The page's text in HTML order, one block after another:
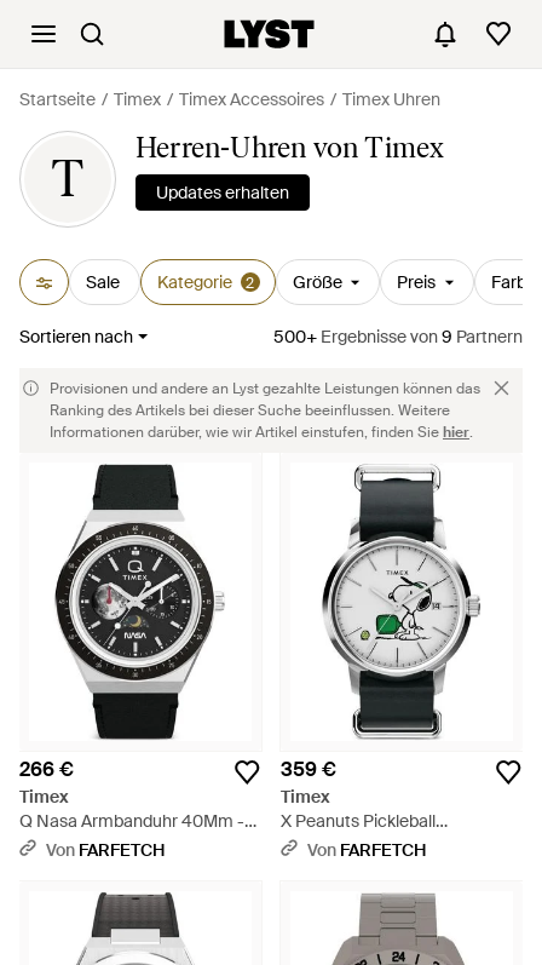
Startseite Timex Timex Accessoires Timex Uhren
T
Herren-Uhren von Timex
Updates erhalten
Sale Kategorie 2 Größe Preis Farbe
Sortieren nach 500+ Ergebnissevon9 Partnern
Provisionen und andere an Lyst gezahlte Leistungen können das
Ranking des Artikels bei dieser Suche beeinflussen. Weitere
Informationen darüber, wie wir Artikel einstufen, finden Siehier.
266 €
Timex
Q Nasa Armbanduhr 40Mm -
Schwarz
Von FARFETCH
359 €
Timex
X Peanuts Pickleball
Armbanduhr 40Mm - Grau
Von FARFETCH